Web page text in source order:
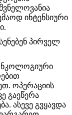
ინტენსიური
პირველ
ოპერაციის
გაეწერა
ასევე გვყავდა